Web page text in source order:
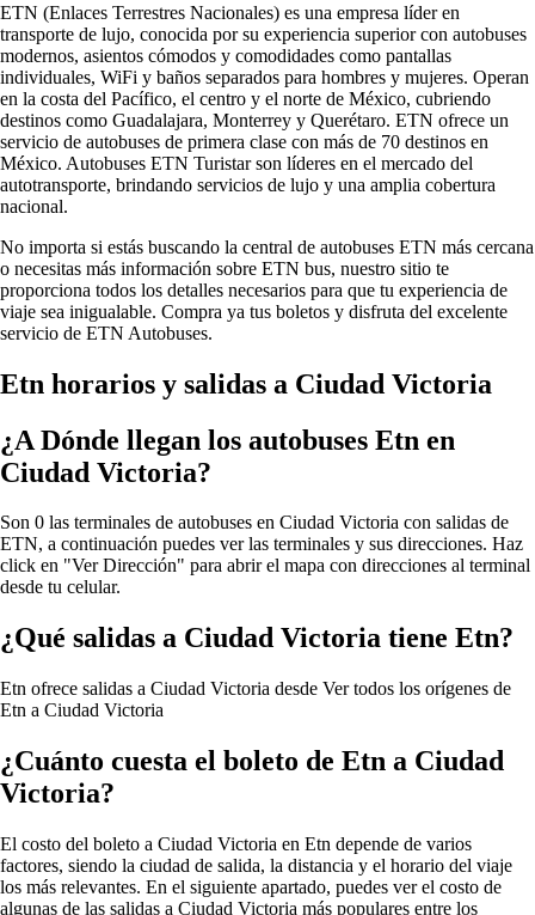
ETN (Enlaces Terrestres Nacionales) es una empresa líder en
transporte de lujo, conocida por su experiencia superior con autobuses
modernos, asientos cómodos y comodidades como pantallas
individuales, WiFi y baños separados para hombres y mujeres. Operan
en la costa del Pacífico, el centro y el norte de México, cubriendo
destinos como Guadalajara, Monterrey y Querétaro. ETN ofrece un
servicio de autobuses de primera clase con más de 70 destinos en
México. Autobuses ETN Turistar son líderes en el mercado del
autotransporte, brindando servicios de lujo y una amplia cobertura
nacional.
No importa si estás buscando la central de autobuses ETN más cercana
o necesitas más información sobre ETN bus, nuestro sitio te
proporciona todos los detalles necesarios para que tu experiencia de
viaje sea inigualable. Compra ya tus boletos y disfruta del excelente
servicio de ETN Autobuses.
Etn horarios y salidas a Ciudad Victoria
¿A Dónde llegan los autobuses Etn en
Ciudad Victoria?
Son 0 las terminales de autobuses en Ciudad Victoria con salidas de
ETN, a continuación puedes ver las terminales y sus direcciones. Haz
click en "Ver Dirección" para abrir el mapa con direcciones al terminal
desde tu celular.
¿Qué salidas a Ciudad Victoria tiene Etn?
Etn ofrece salidas a Ciudad Victoria desde Ver todos los orígenes de
Etn a Ciudad Victoria
¿Cuánto cuesta el boleto de Etn a Ciudad
Victoria?
El costo del boleto a Ciudad Victoria en Etn depende de varios
factores, siendo la ciudad de salida, la distancia y el horario del viaje
los más relevantes. En el siguiente apartado, puedes ver el costo de
algunas de las salidas a Ciudad Victoria más populares entre los